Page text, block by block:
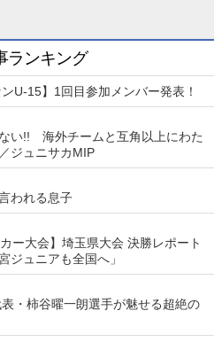
ランキング
U-15】1回目参加メンバー発表！
い!! 海外チームと互角以上にわた
ジュニサカMIP
われる息子
ー大会】埼玉県大会 決勝レポート
ジュニアも全国へ」
・柿谷曜一朗選手が魅せる超絶の